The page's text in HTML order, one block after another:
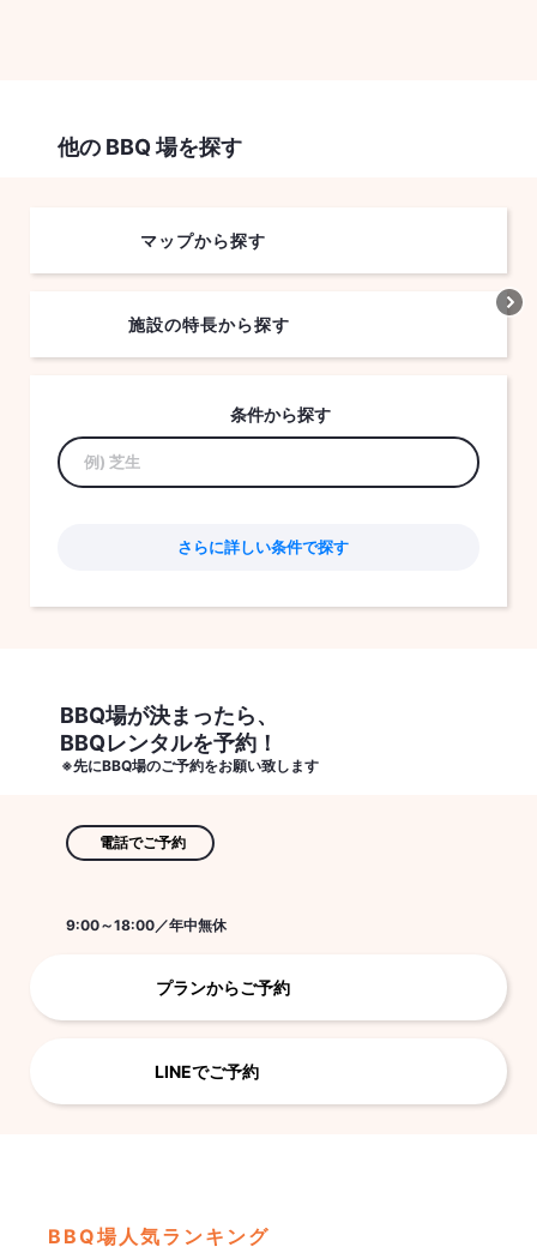
他の BBQ 場を探す
マップから探す
施設の特長から探す
条件から探す
検索:
検
索
BBQ場が決まったら、
BBQレンタルを予約！
※先にBBQ場のご予約をお願い致します
電話でご予約
9:00～18:00／年中無休
プランからご予約
LINEでご予約
BBQ場人気ランキング